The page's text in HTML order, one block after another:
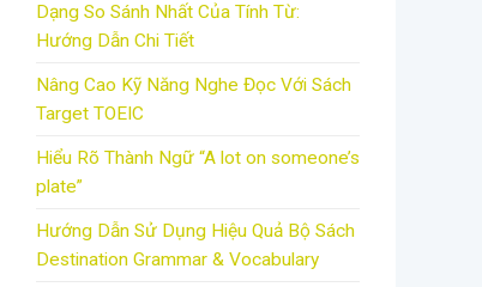
Dạng So Sánh Nhất Của Tính Từ:
Hướng Dẫn Chi Tiết
Nâng Cao Kỹ Năng Nghe Đọc Với Sách
Target TOEIC
Hiểu Rõ Thành Ngữ “A lot on someone’s
plate”
Hướng Dẫn Sử Dụng Hiệu Quả Bộ Sách
Destination Grammar & Vocabulary